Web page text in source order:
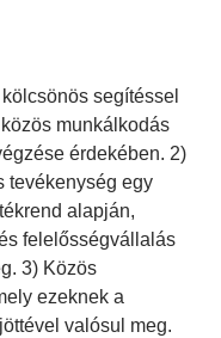
segítéssel
munkálkodás
érdekében. 2)
tevékenység egy
alapján,
felelősségvállalás
3) Közös
ezeknek a
valósul meg.